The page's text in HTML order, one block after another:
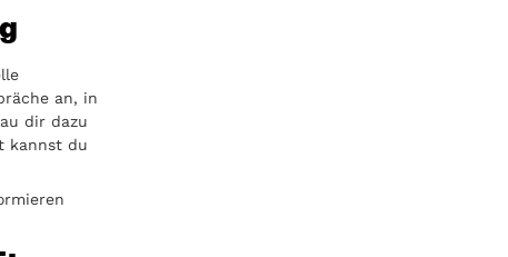
an, in
dir dazu
kannst du